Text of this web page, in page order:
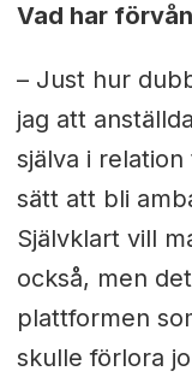
Vad har
– Just hur
jag att
själva i
sätt att bli
Självklart vill
också, men
plattformen
skulle förlora